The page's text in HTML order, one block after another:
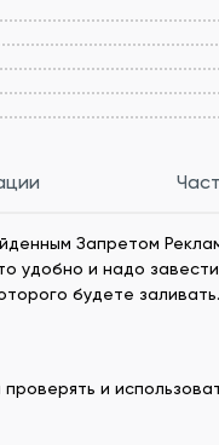
Запретом
и надо
будете заливать.
и